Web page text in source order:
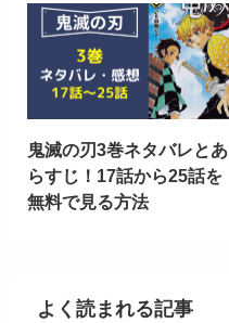
鬼滅の刃3巻ネタバレとあ
らすじ！17話から25話を
無料で見る方法
よく読まれる記事